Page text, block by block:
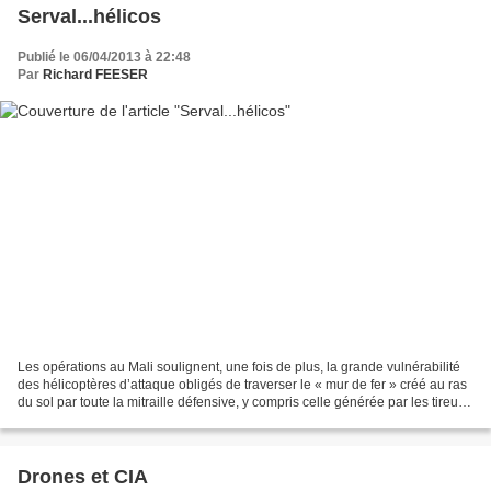
Serval...hélicos
Publié le 06/04/2013 à 22:48
Par Richard FEESER
Les opérations au Mali soulignent, une fois de plus, la grande vulnérabilité
des hélicoptères d’attaque obligés de traverser le « mur de fer » créé au ras
du sol par toute la mitraille défensive, y compris celle générée par les tireurs
Drones et CIA